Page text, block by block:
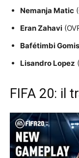
Nemanja Matic
Eran Zahavi
Bafétimbi Gomis
Lisandro Lopez
FIFA 20: il